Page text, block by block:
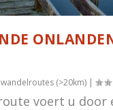
(>20km) |
voert u door